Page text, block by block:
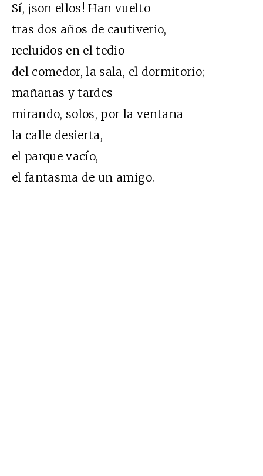
Sí, ¡son ellos! Han vuelto
tras dos años de cautiverio,
recluidos en el tedio
del comedor, la sala, el dormitorio;
mañanas y tardes
mirando, solos, por la ventana
la calle desierta,
el parque vacío,
el fantasma de un amigo.